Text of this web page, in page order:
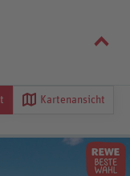
Kartenansicht